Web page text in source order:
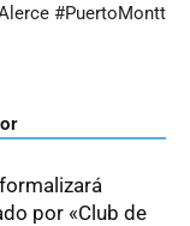
#PuertoMontt
por «Club de